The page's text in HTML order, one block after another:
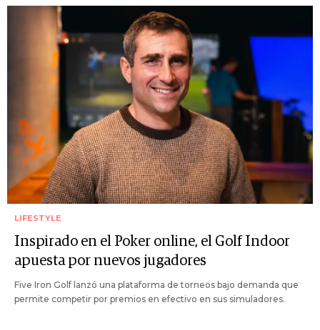
LIFESTYLE
Inspirado en el Poker online, el Golf Indoor
apuesta por nuevos jugadores
Five Iron Golf lanzó una plataforma de torneos bajo demanda que
permite competir por premios en efectivo en sus simuladores.